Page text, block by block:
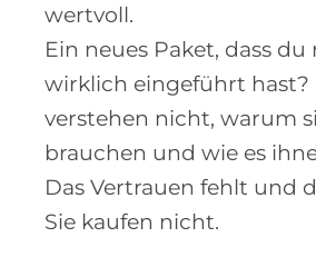
wertvoll.
Ein neues Paket, dass
wirklich eingeführt hast?
verstehen nicht, warum
brauchen und wie es
Das Vertrauen fehlt und
Sie kaufen nicht.